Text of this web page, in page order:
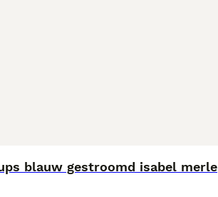
blauw gestroomd isabel merle